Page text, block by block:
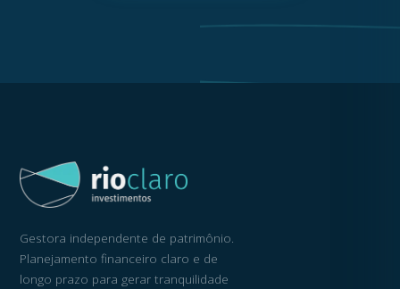
Gestora independente de patrimônio.
Planejamento financeiro claro e de
longo prazo para gerar tranquilidade